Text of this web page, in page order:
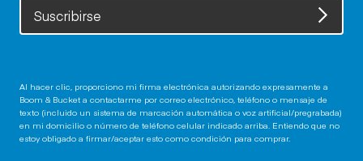
Suscribirse
Al hacer clic, proporciono mi firma electrónica autorizando expresamente a
Boom & Bucket a contactarme por correo electrónico, teléfono o mensaje de
texto (incluido un sistema de marcación automática o voz artificial/pregrabada)
en mi domicilio o número de teléfono celular indicado arriba. Entiendo que no
estoy obligado a firmar/aceptar esto como condición para comprar.